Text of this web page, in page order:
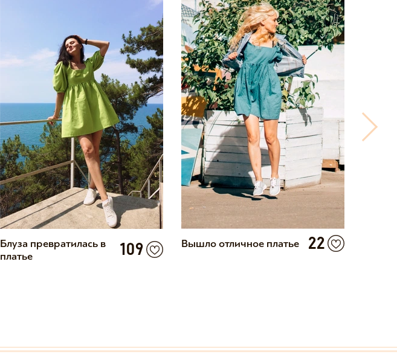
Блуза превратилась в
платье
109 Вышло отличное платье 22